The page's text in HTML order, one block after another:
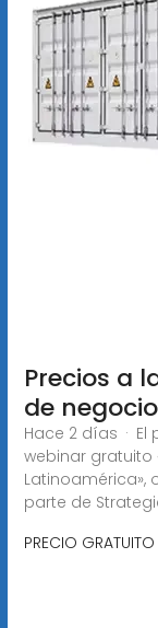
Precios a
de
Hace 2 días ·
webinar gratuito
Latinoamérica»,
parte de
PRECIO GRATUITO